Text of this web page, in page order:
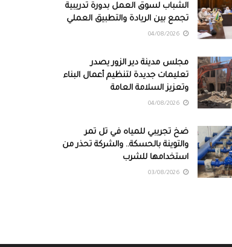
الشباب لسوق العمل بدورة تدريبية
تجمع بين الريادة والتطبيق العملي
مجلس مدينة دير الزور يصدر
تعليمات جديدة لتنظيم أعمال البناء
وتعزيز السلامة العامة
ضخ تجريبي للمياه في تل تمر
والتوينة بالحسكة.. والشركة تحذر من
استخدامها للشرب